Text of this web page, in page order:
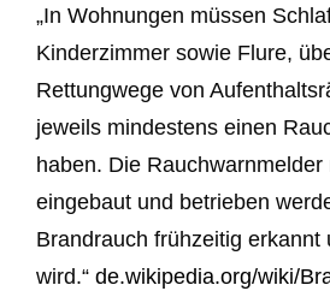
„In Wohnungen müssen
Kinderzimmer sowie Flure,
Rettungwege von
jeweils mindestens einen
haben. Die Rauchwarnmelder
eingebaut und betrieben
Brandrauch frühzeitig erkannt
wird.“ de.wikipedia.org/wiki/